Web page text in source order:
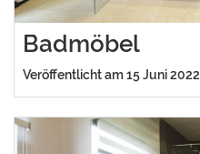
Badmöbel
Veröffentlicht am 15 Juni 2022